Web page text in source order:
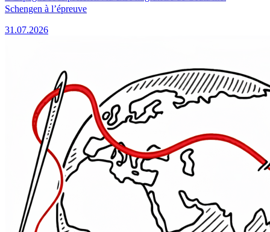
Schengen à l’épreuve
31.07.2026